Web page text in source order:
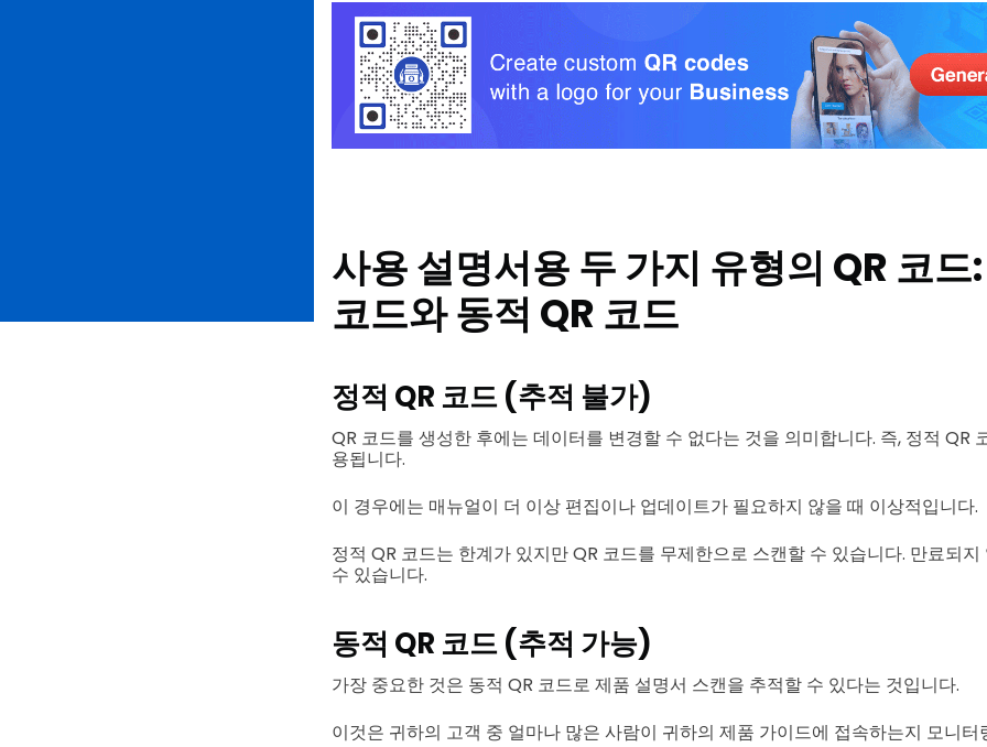
사용 설명서용 두 가지 유형의 QR 코드
코드와 동적 QR 코드
정적 QR 코드 (추적 불가)
QR 코드를 생성한 후에는 데이터를 변경할 수 없다는 것을 의미합니다. 즉, 정적 QR
용됩니다.
이 경우에는 매뉴얼이 더 이상 편집이나 업데이트가 필요하지 않을 때 이상적입니다.
정적 QR 코드는 한계가 있지만 QR 코드를 무제한으로 스캔할 수 있습니다. 만료되
수 있습니다.
동적 QR 코드 (추적 가능)
가장 중요한 것은 동적 QR 코드로 제품 설명서 스캔을 추적할 수 있다는 것입니다.
이것은 귀하의 고객 중 얼마나 많은 사람이 귀하의 제품 가이드에 접속하는지 모니터